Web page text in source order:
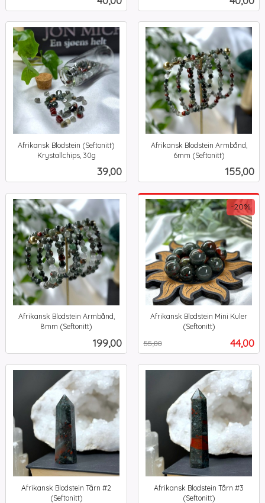
Afrikansk Blodstein (Seftonitt)
Krystallchips, 30g
Pris
39,00
Afrikansk Blodstein Armbånd,
6mm (Seftonitt)
Pris
155,00
Afrikansk Blodstein Armbånd,
8mm (Seftonitt)
Pris
199,00
Afrikansk Blodstein Mini Kuler
(Seftonitt)
Tilbud
44,00
55,00
-20%
mva.
Afrikansk Blodstein Tårn #2
(Seftonitt)
Afrikansk Blodstein Tårn #3
(Seftonitt)